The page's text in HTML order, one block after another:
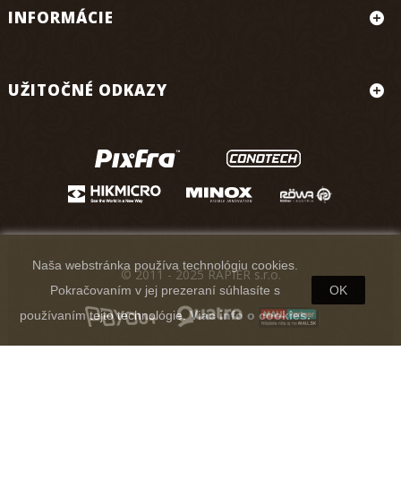
INFORMÁCIE
UŽITOČNÉ ODKAZY
Naša webstránka používa technológiu cookies.
Pokračovaním v jej prezeraní súhlasíte s
používaním tejto technológie.Viac info o cookies.
OK
© 2011 - 2025 RAPIER s.r.o.